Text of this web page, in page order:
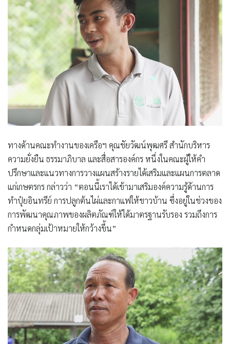
ทางด้านคณะทำงานของเครือฯ คุณชัยวัฒน์พุฒศรี สำนักบริหาร
ความยั่งยืน ธรรมาภิบาล และสื่อสารองค์กร หนึ่งในคณะผู้ให้คำ
ปรึกษาและแนวทางการวางแผนสร้างรายได้เสริมและแผนการตลาด
แก่เกษตรกร กล่าวว่า “ตอนนี้เราได้เข้ามาเสริมองค์ความรู้ด้านการ
ทำปุ๋ยอินทรีย์ การปลูกต้นไผ่และกาแฟให้ชาวบ้าน ซึ่งอยู่ในช่วงของ
การพัฒนาคุณภาพของผลิตภัณฑ์ให้ได้มาตรฐานรับรอง รวมถึงการ
กำหนดกลุ่มเป้าหมายให้กว้างขึ้น”